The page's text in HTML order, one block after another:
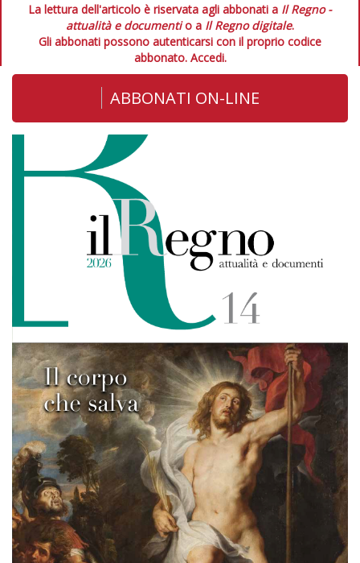
La lettura dell'articolo è riservata agli abbonati a Il Regno -
attualità e documentio a Il Regno digitale.
Gli abbonati possono autenticarsi con il proprio codice
abbonato. Accedi.
ABBONATI ON-LINE